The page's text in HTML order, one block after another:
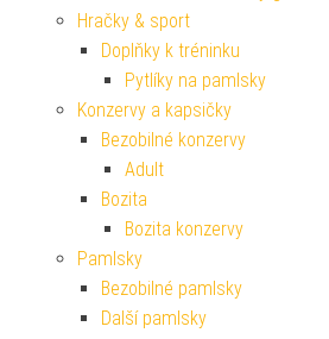
Hračky & sport
Doplňky k tréninku
Pytlíky na pamlsky
Konzervy a kapsičky
Bezobilné konzervy
Adult
Bozita
Bozita konzervy
Pamlsky
Bezobilné pamlsky
Další pamlsky